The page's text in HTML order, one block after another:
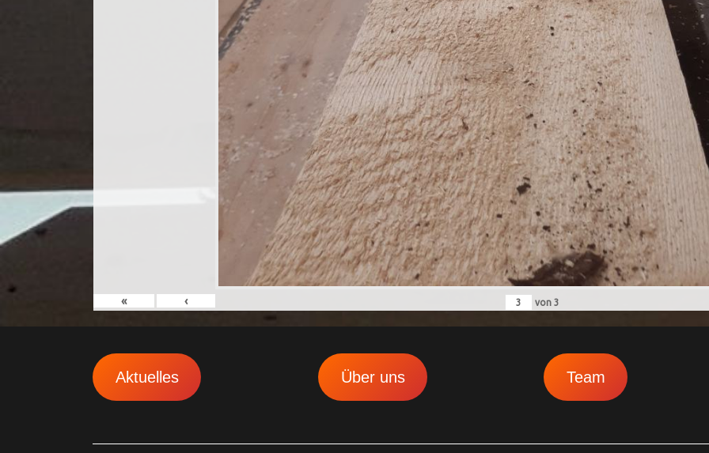
« ‹ von 3
Aktuelles Über uns Team